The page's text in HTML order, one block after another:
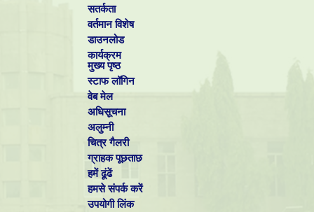
सतर्कता
वर्तमान विशेष
डाउनलोड
कार्यक्रम
मुख्य पृष्ठ
स्टाफ लॉगिन
वेब मेल
अधिसूचना
अलुम्नी
चित्र गैलरी
ग्राहक पूछताछ
हमें ढूंढें
हमसे संपर्क करें
उपयोगी लिंक